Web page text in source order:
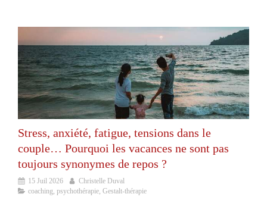
Stress, anxiété, fatigue, tensions dans le
couple… Pourquoi les vacances ne sont pas
toujours synonymes de repos ?
15 Juil 2026
Christelle Duval
coaching, psychothérapie, Gestalt-thérapie